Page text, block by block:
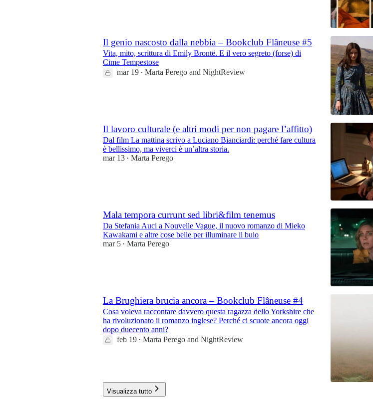
1:03:06
Il genio nascosto dalla nebbia – Bookclub Flâneuse #5
Vita, mito, scrittura di Emily Brontë. E il vero segreto (forse) di
Cime Tempestose
mar 19 • Marta Perego and NightReview
Il lavoro culturale (e altri modi per non pagare l’affitto)
Dal film La mattina scrivo a Luciano Bianciardi: perché fare cultura
è bellissimo, ma viverci è un’altra storia.
mar 13 • Marta Perego
Mala tempora currunt sed libri&film tenemus
Da Stefania Auci a Nouvelle Vague, il nuovo romanzo di Mieko
Kawakami e altre cose belle per illuminare il buio
mar 5 • Marta Perego
La Brughiera brucia ancora – Bookclub Flâneuse #4
Cosa voleva raccontare davvero questa ragazza dello Yorkshire che
ha rivoluzionato il romanzo inglese? Perché ci scuote ancora oggi
dopo duecento anni?
feb 19 • Marta Perego and NightReview
Visualizza tutto